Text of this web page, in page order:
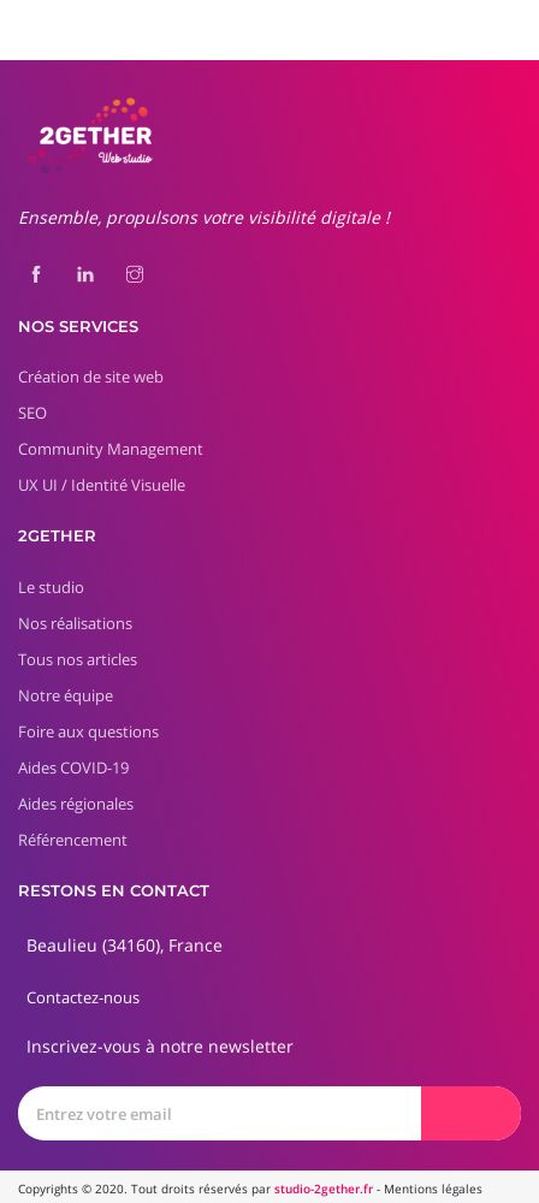
Ensemble, propulsons votre visibilité digitale !
NOS SERVICES
Création de site web
SEO
Community Management
UX UI / Identité Visuelle
2GETHER
Le studio
Nos réalisations
Tous nos articles
Notre équipe
Foire aux questions
Aides COVID-19
Aides régionales
Référencement
RESTONS EN CONTACT
Beaulieu (34160), France
Contactez-nous
Inscrivez-vous à notre newsletter
Copyrights © 2020. Tout droits réservés par studio-2gether.fr - Mentions légales